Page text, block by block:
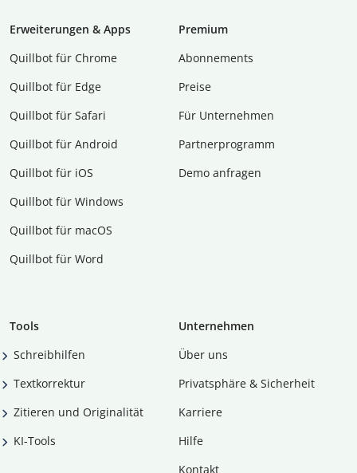
Erweiterungen & Apps
Quillbot für Chrome
Quillbot für Edge
Quillbot für Safari
Quillbot für Android
Quillbot für iOS
Quillbot für Windows
Quillbot für macOS
Quillbot für Word
Premium
Abon­ne­ments
Preise
Für Unternehmen
Partnerprogramm
Demo anfragen
Tools
Schreibhilfen
Textkorrektur
Zitieren und Originalität
KI-Tools
Unternehmen
Über uns
Privatsphäre & Sicherheit
Karriere
Hilfe
Kontakt